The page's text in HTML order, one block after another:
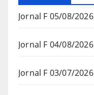
Jornal F 05/08/2026
Jornal F 04/08/2026
Jornal F 03/07/2026